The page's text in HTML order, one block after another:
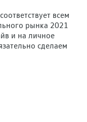
всем
рынка 2021
и на личное
сделаем